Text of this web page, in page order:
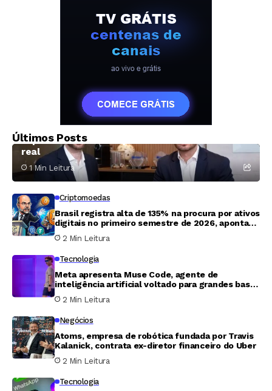
Últimos Posts
Criptomoedas
Atlas Inc. firma parceria com XRP Ledger para
impulsionar tokenização de ativos do mundo
real
1 Min Leitura
Criptomoedas
Brasil registra alta de 135% na procura por ativos
digitais no primeiro semestre de 2026, aponta
Banco Central
2 Min Leitura
Tecnologia
Meta apresenta Muse Code, agente de
inteligência artificial voltado para grandes bases
de código
2 Min Leitura
Negócios
Atoms, empresa de robótica fundada por Travis
Kalanick, contrata ex-diretor financeiro do Uber
2 Min Leitura
Tecnologia